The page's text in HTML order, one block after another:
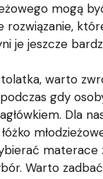
mogą
rozwiązanie,
je jeszcze
warto
gdy
Dla
Warto